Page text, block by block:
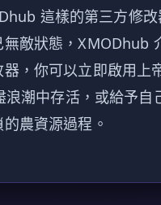
這樣的第三方修
敵狀態，XMODhub
，你可以立即啟用上
潮中存活，或給予自
農資源過程。